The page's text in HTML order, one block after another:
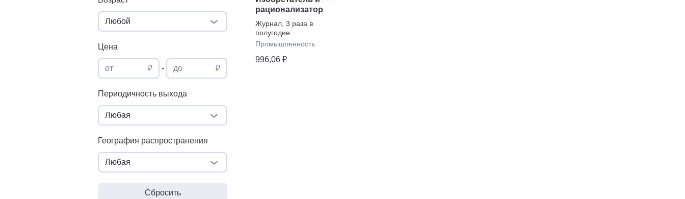
Любой
Цена
от ₽ - до ₽
Периодичность выхода
Любая
География распространения
Любая
Сбросить
рационализатор
Журнал, 3 раза в
полугодие
Промышленность
996,06 ₽